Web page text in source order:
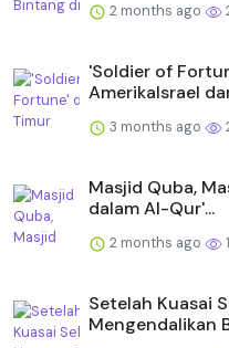
2 months ago
'Soldier of
AmerikaIsrael
3 months ago
Masjid Quba,
dalam Al-Qur'...
2 months ago
Setelah Kuasai
Mengendalikan